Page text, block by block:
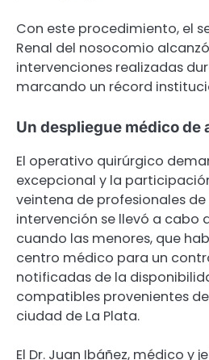
Con este procedimiento, el
Renal del nosocomio
intervenciones realizadas
marcando un récord
Un despliegue médico de
El operativo quirúrgico
excepcional y la
veintena de profesionales de
intervención se llevó a cabo
cuando las menores, que
centro médico para un
notificadas de la
compatibles provenientes
ciudad de La Plata.
El Dr. Juan Ibáñez, médico y